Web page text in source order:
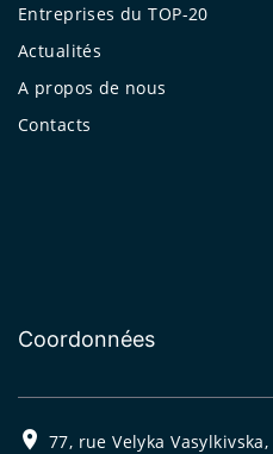
Entreprises du TOP-20
Actualités
A propos de nous
Contacts
Coordonnées
77, rue Velyka Vasylkivska,